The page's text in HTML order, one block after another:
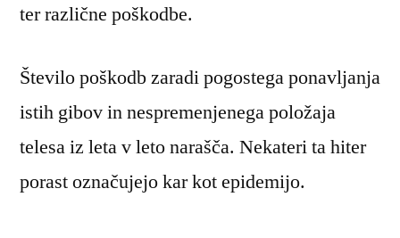
ter različne poškodbe.
Število poškodb zaradi pogostega ponavljanja
istih gibov in nespremenjenega položaja
telesa iz leta v leto narašča. Nekateri ta hiter
porast označujejo kar kot epidemijo.